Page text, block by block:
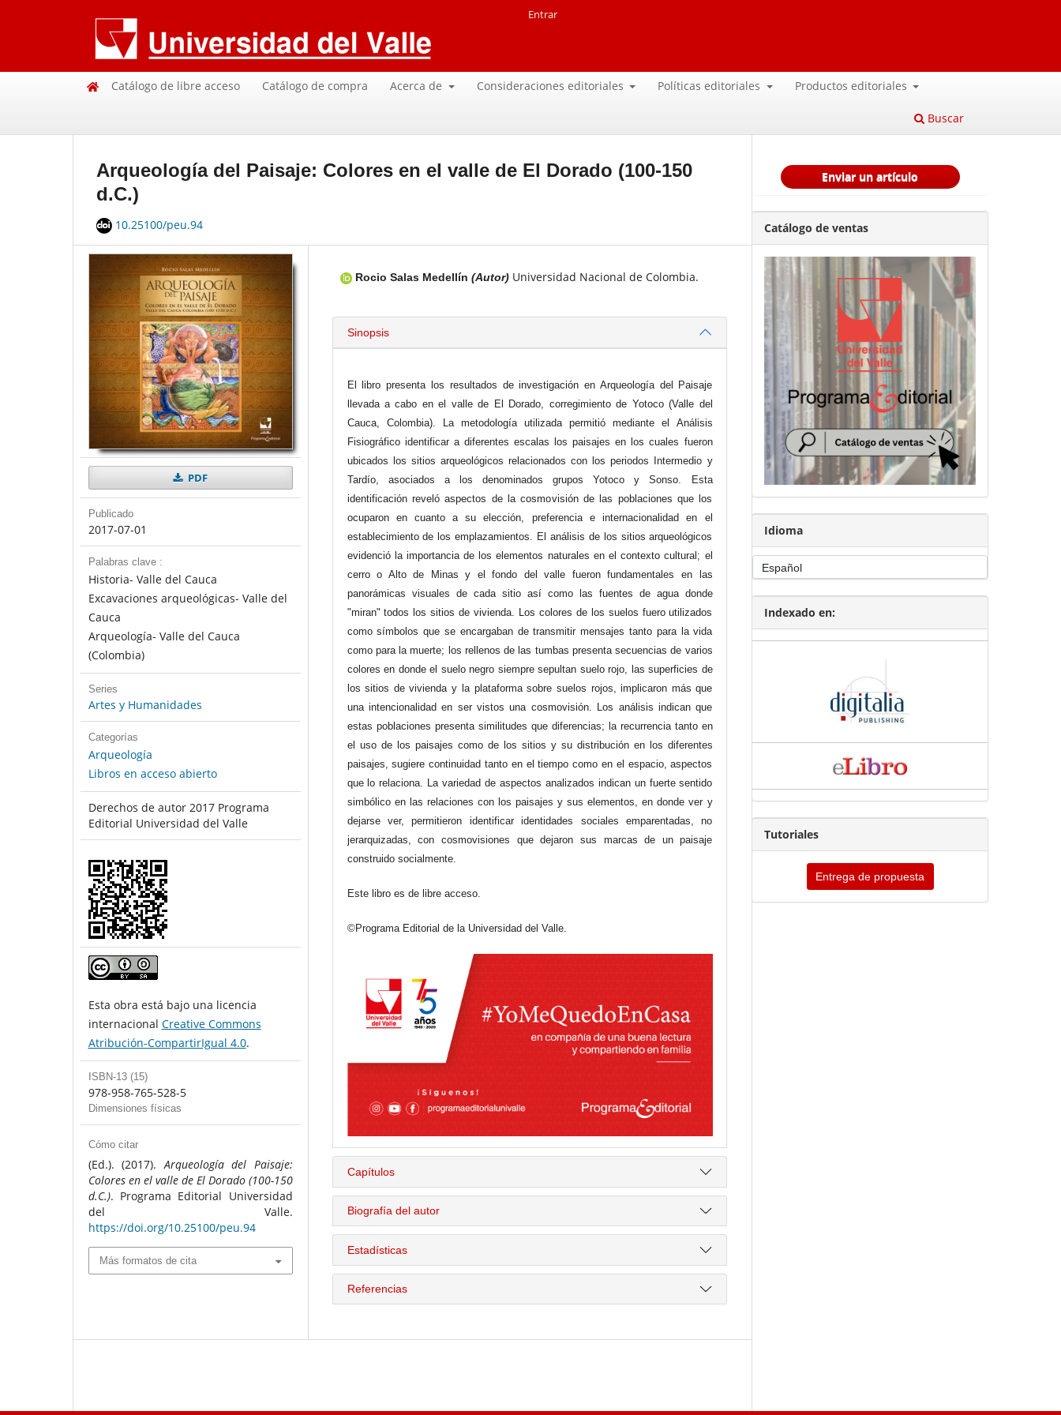
Catálogo de libre acceso Catálogo de compra Acerca de Consideraciones editoriales Políticas editoriales Productos editoriales
Buscar
Entrar
Arqueología del Paisaje: Colores en el valle de El Dorado (100-150
d.C.)
10.25100/peu.94
PDF
Publicado
2017-07-01
Palabras clave :
Historia- Valle del Cauca
Excavaciones arqueológicas- Valle del
Cauca
Arqueología- Valle del Cauca
(Colombia)
Series
Artes y Humanidades
Categorías
Arqueología
Libros en acceso abierto
Derechos de autor 2017 Programa
Editorial Universidad del Valle
Esta obra está bajo una licencia
internacional Creative Commons
Atribución-CompartirIgual 4.0.
ISBN-13 (15)
978-958-765-528-5
Dimensiones físicas
Cómo citar
(Ed.). (2017).Arqueología del Paisaje:
Colores en el valle de El Dorado (100-150
d.C.). Programa Editorial Universidad
del Valle.
https://doi.org/10.25100/peu.94
Más formatos de cita
Rocio Salas Medellín (Autor) Universidad Nacional de Colombia.
Sinopsis
El libro presenta los resultados de investigación en Arqueología del Paisaje
llevada a cabo en el valle de El Dorado, corregimiento de Yotoco (Valle del
Cauca, Colombia). La metodología utilizada permitió mediante el Análisis
Fisiográfico identificar a diferentes escalas los paisajes en los cuales fueron
ubicados los sitios arqueológicos relacionados con los periodos Intermedio y
Tardío, asociados a los denominados grupos Yotoco y Sonso. Esta
identificación reveló aspectos de la cosmovisión de las poblaciones que los
ocuparon en cuanto a su elección, preferencia e internacionalidad en el
establecimiento de los emplazamientos. El análisis de los sitios arqueológicos
evidenció la importancia de los elementos naturales en el contexto cultural; el
cerro o Alto de Minas y el fondo del valle fueron fundamentales en las
panorámicas visuales de cada sitio así como las fuentes de agua donde
"miran" todos los sitios de vivienda. Los colores de los suelos fuero utilizados
como símbolos que se encargaban de transmitir mensajes tanto para la vida
como para la muerte; los rellenos de las tumbas presenta secuencias de varios
colores en donde el suelo negro siempre sepultan suelo rojo, las superficies de
los sitios de vivienda y la plataforma sobre suelos rojos, implicaron más que
una intencionalidad en ser vistos una cosmovisión. Los análisis indican que
estas poblaciones presenta similitudes que diferencias; la recurrencia tanto en
el uso de los paisajes como de los sitios y su distribución en los diferentes
paisajes, sugiere continuidad tanto en el tiempo como en el espacio, aspectos
que lo relaciona. La variedad de aspectos analizados indican un fuerte sentido
simbólico en las relaciones con los paisajes y sus elementos, en donde ver y
dejarse ver, permitieron identificar identidades sociales emparentadas, no
jerarquizadas, con cosmovisiones que dejaron sus marcas de un paisaje
construido socialmente.
Este libro es de libre acceso.
©Programa Editorial de la Universidad del Valle.
Capítulos
Biografía del autor
Estadísticas
Referencias
Enviar un artículo
Catálogo de ventas
Idioma
Indexado en:
Tutoriales
Entrega de propuesta